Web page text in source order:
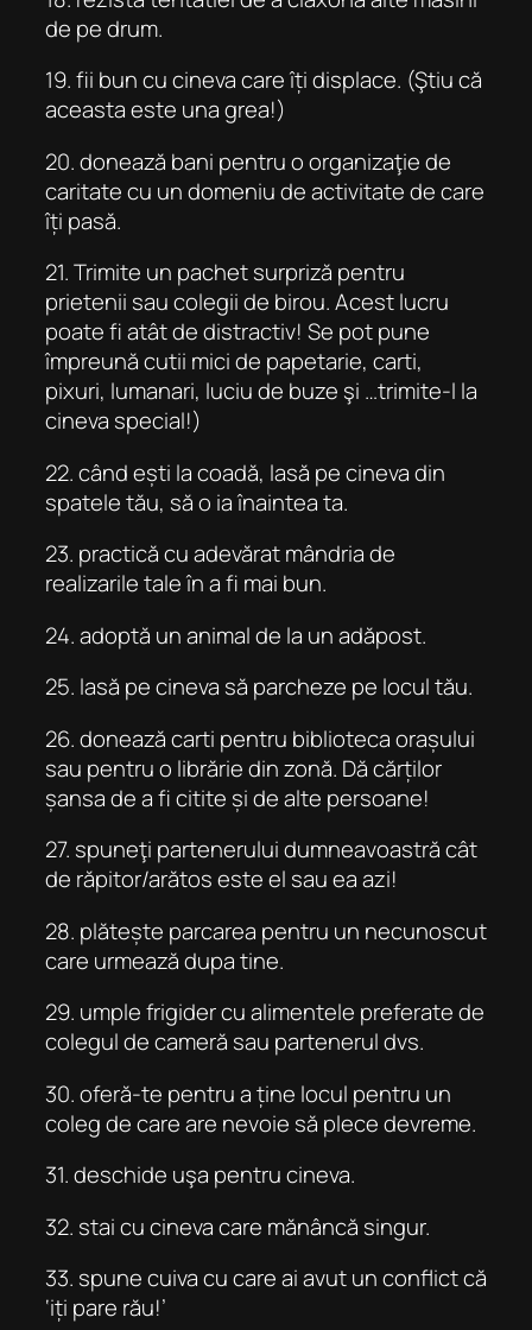
de pe drum.
19. fii bun cu cineva care îți displace. (Ştiu că
aceasta este una grea!)
20. donează bani pentru o organizaţie de
caritate cu un domeniu de activitate de care
îți pasă.
21. Trimite un pachet surpriză pentru
prietenii sau colegii de birou. Acest lucru
poate fi atât de distractiv! Se pot pune
împreună cutii mici de papetarie, carti,
pixuri, lumanari, luciu de buze şi …trimite-l la
cineva special!)
22. când ești la coadă, lasă pe cineva din
spatele tău, să o ia înaintea ta.
23. practică cu adevărat mândria de
realizarile tale în a fi mai bun.
24. adoptă un animal de la un adăpost.
25. lasă pe cineva să parcheze pe locul tău.
26. donează carti pentru biblioteca orașului
sau pentru o librărie din zonă. Dă cărților
șansa de a fi citite și de alte persoane!
27. spuneţi partenerului dumneavoastră cât
de răpitor/arătos este el sau ea azi!
28. plătește parcarea pentru un necunoscut
care urmează dupa tine.
29. umple frigider cu alimentele preferate de
colegul de cameră sau partenerul dvs.
30. oferă-te pentru a ține locul pentru un
coleg de care are nevoie să plece devreme.
31. deschide uşa pentru cineva.
32. stai cu cineva care mănâncă singur.
33. spune cuiva cu care ai avut un conflict că
‘iți pare rău!’